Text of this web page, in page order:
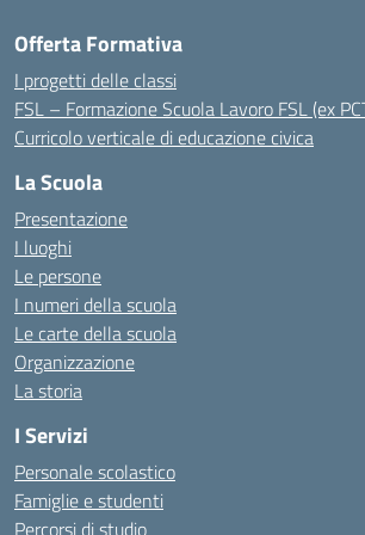
Offerta Formativa
I progetti delle classi
FSL – Formazione Scuola Lavoro FSL (ex
Curricolo verticale di educazione civica
La Scuola
Presentazione
I luoghi
Le persone
I numeri della scuola
Le carte della scuola
Organizzazione
La storia
I Servizi
Personale scolastico
Famiglie e studenti
Percorsi di studio